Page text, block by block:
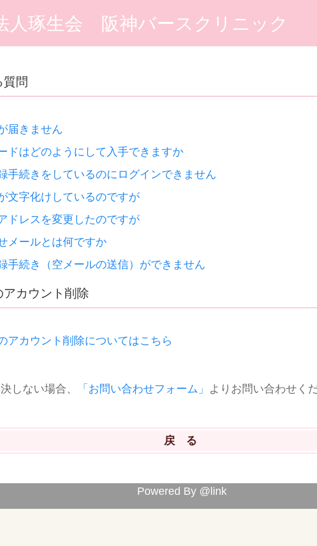
人琢生会 阪神バースクリニック
質問
届きません
ドはどのようにして入手できますか
手続きをしているのにログインできません
文字化けしているのですが
ドレスを変更したのですが
メールとは何ですか
手続き（空メールの送信）ができません
アカウント削除
アカウント削除についてはこちら
しない場合、 「お問い合わせフォーム」 よりお問い合わせく
Powered By @link